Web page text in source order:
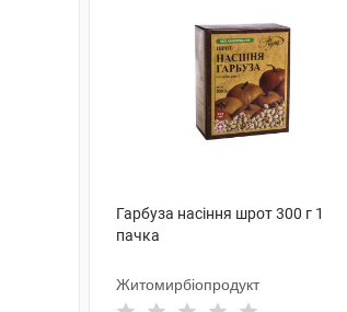
Гарбуза насіння шрот 300 г 1
пачка
Житомирбіопродукт